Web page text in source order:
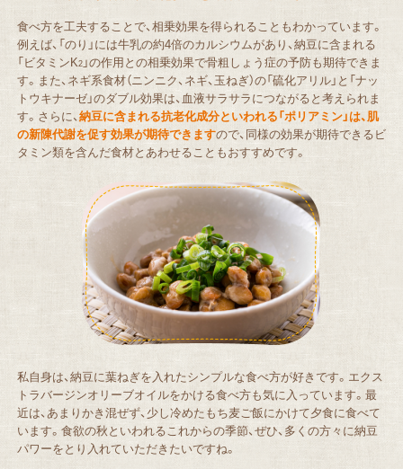
食べ方を工夫することで、相乗効果を得られることもわかっています。
例えば、「のり」には牛乳の約4倍のカルシウムがあり、納豆に含まれる
「ビタミンK2」の作用との相乗効果で骨粗しょう症の予防も期待できま
す。また、ネギ系食材（ニンニク、ネギ、玉ねぎ）の「硫化アリル」と「ナッ
トウキナーゼ」のダブル効果は、血液サラサラにつながると考えられま
す。さらに、納豆に含まれる抗老化成分といわれる「ポリアミン」は、肌
の新陳代謝を促す効果が期待できますので、同様の効果が期待できるビ
タミン類を含んだ食材とあわせることもおすすめです。
私自身は、納豆に葉ねぎを入れたシンプルな食べ方が好きです。エクス
トラバージンオリーブオイルをかける食べ方も気に入っています。最
近は、あまりかき混ぜず、少し冷めたもち麦ご飯にかけて夕食に食べて
います。食欲の秋といわれるこれからの季節、ぜひ、多くの方々に納豆
パワーをとり入れていただきたいですね。